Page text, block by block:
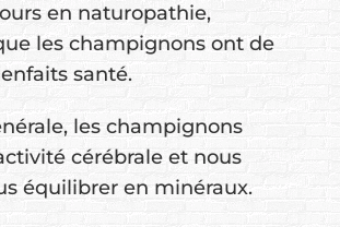
en naturopathie,
les champignons ont de
santé.
les champignons
cérébrale et nous
équilibrer en minéraux.